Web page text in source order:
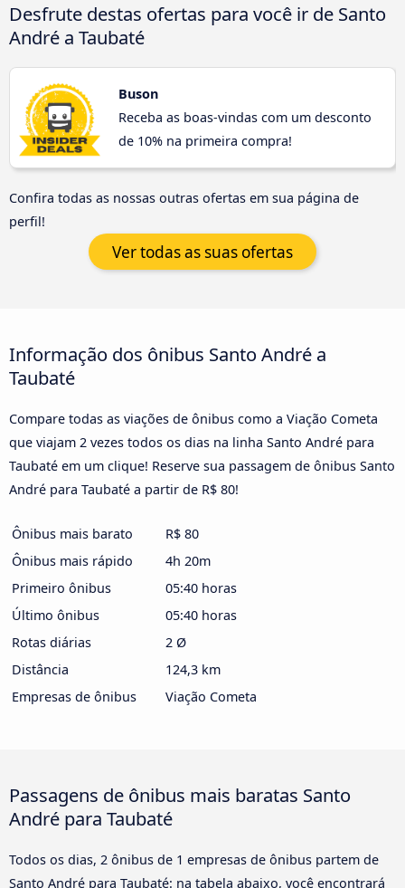
Desfrute destas ofertas para você ir de Santo
André a Taubaté
Buson
Receba as boas-vindas com um desconto
de 10% na primeira compra!
Confira todas as nossas outras ofertas em sua página de
perfil!
Ver todas as suas ofertas
Informação dos ônibus Santo André a
Taubaté
Compare todas as viações de ônibus como a Viação Cometa
que viajam 2 vezes todos os dias na linha Santo André para
Taubaté em um clique! Reserve sua passagem de ônibus Santo
André para Taubaté a partir de R$ 80!
Ônibus mais barato
R$ 80
Ônibus mais rápido
4h 20m
Primeiro ônibus
05:40 horas
Último ônibus
05:40 horas
Rotas diárias
2 Ø
Distância
124,3 km
Empresas de ônibus
Viação Cometa
Passagens de ônibus mais baratas Santo
André para Taubaté
Todos os dias, 2 ônibus de 1 empresas de ônibus partem de
Santo André para Taubaté: na tabela abaixo, você encontrará